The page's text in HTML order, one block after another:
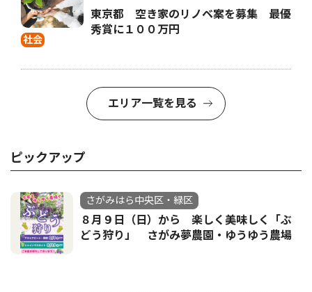
社会
東京都 空き家のリノベ案を募集 最優
秀賞に１００万円
エリア一覧を見る
ピックアップ
さがみはら中央区・緑区
８月９日（日）から 楽しく美味しく「ぶ
どう狩り」 さがみ夢農園・ゆうゆう農場